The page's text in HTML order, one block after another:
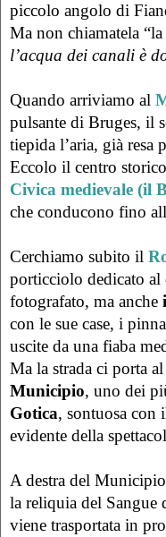
piccolo angolo di
Ma non chiamatela
l’acqua dei canali è
Quando arriviamo al
pulsante di Bruges, il
tiepida l’aria, già resa
Eccolo il centro
Civica medievale (il
che conducono fino
Cerchiamo subito il
porticciolo dedicato
fotografato, ma anche
con le sue case, i
uscite da una fiaba
Ma la strada ci porta al
Municipio, uno dei
Gotica, sontuosa con
evidente della
A destra del
la reliquia del Sangue
viene trasportata in